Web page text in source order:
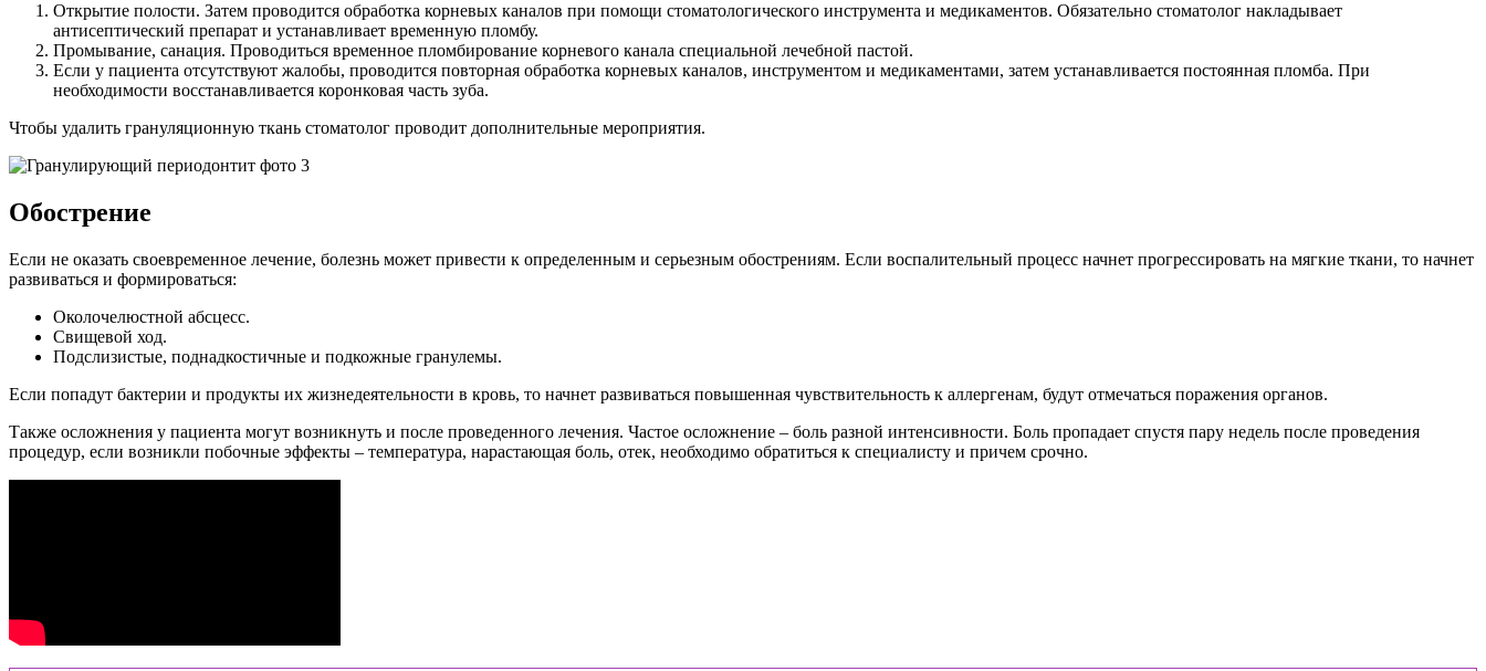
Открытие полости. Затем проводится обработка корневых каналов при помощи стоматологического инструмента и медикаментов. Обязательно стоматолог накладывает
антисептический препарат и устанавливает временную пломбу.
Промывание, санация. Проводиться временное пломбирование корневого канала специальной лечебной пастой.
Если у пациента отсутствуют жалобы, проводится повторная обработка корневых каналов, инструментом и медикаментами, затем устанавливается постоянная пломба. При
необходимости восстанавливается коронковая часть зуба.
Чтобы удалить грануляционную ткань стоматолог проводит дополнительные мероприятия.
Обострение
Если не оказать своевременное лечение, болезнь может привести к определенным и серьезным обострениям. Если воспалительный процесс начнет прогрессировать на мягкие ткани, то начнет
развиваться и формироваться:
Околочелюстной абсцесс.
Свищевой ход.
Подслизистые, поднадкостичные и подкожные гранулемы.
Если попадут бактерии и продукты их жизнедеятельности в кровь, то начнет развиваться повышенная чувствительность к аллергенам, будут отмечаться поражения органов.
Также осложнения у пациента могут возникнуть и после проведенного лечения. Частое осложнение – боль разной интенсивности. Боль пропадает спустя пару недель после проведения
процедур, если возникли побочные эффекты – температура, нарастающая боль, отек, необходимо обратиться к специалисту и причем срочно.